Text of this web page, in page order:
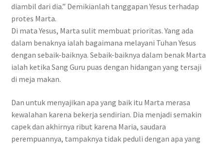
diambil dari dia.” Demikianlah tanggapan Yesus terhadap
protes Marta.
Di mata Yesus, Marta sulit membuat prioritas. Yang ada
dalam benaknya ialah bagaimana melayani Tuhan Yesus
dengan sebaik-baiknya. Sebaik-baiknya dalam benak Marta
ialah ketika Sang Guru puas dengan hidangan yang tersaji
di meja makan.
Dan untuk menyajikan apa yang baik itu Marta merasa
kewalahan karena bekerja sendirian. Dia menjadi semakin
capek dan akhirnya ribut karena Maria, saudara
perempuannya, tampaknya tidak peduli dengan apa yang